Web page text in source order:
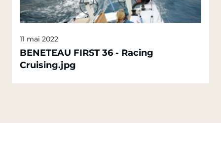
11 mai 2022
BENETEAU FIRST 36 - Racing
Cruising.jpg